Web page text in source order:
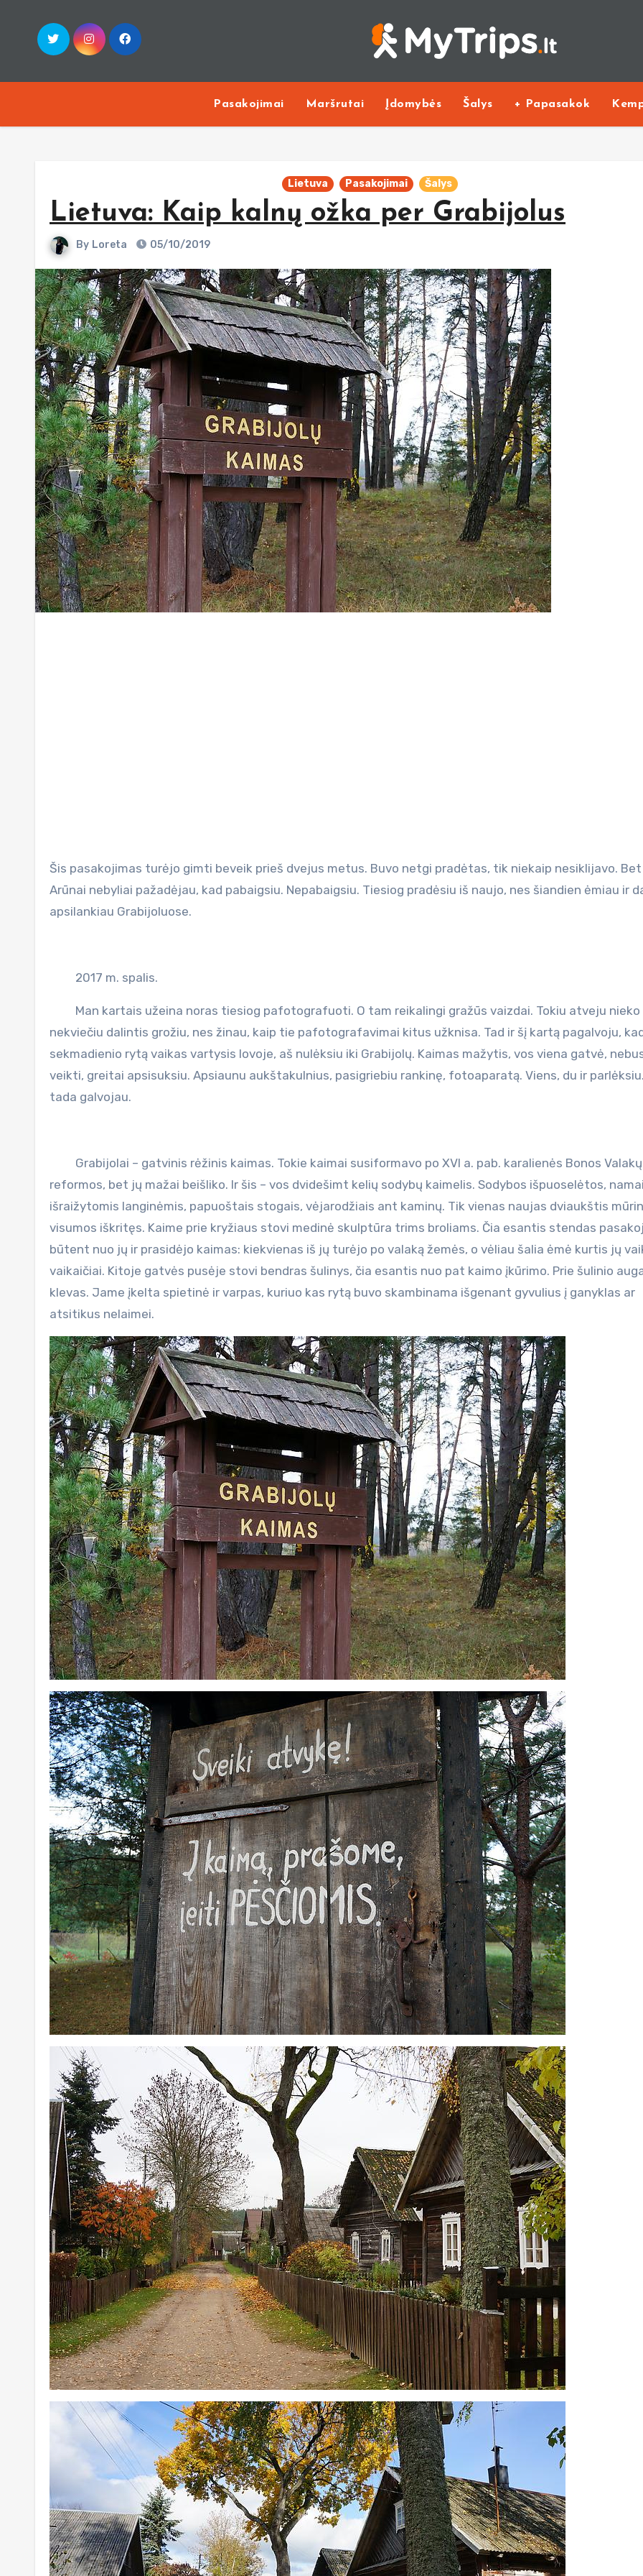
content
Pasakojimai Maršrutai Įdomybės Šalys + Papasakok
Lietuva Pasakojimai Šalys
Lietuva: Kaip kalnų ožka per Grabijolus
By Loreta 05/10/2019
Šis pasakojimas turėjo gimti beveik prieš dvejus metus. Buvo netgi pradėtas, tik niekaip nesiklijavo. Bet
Arūnai nebyliai pažadėjau, kad pabaigsiu. Nepabaigsiu. Tiesiog pradėsiu iš naujo, nes šiandien ėmiau ir
apsilankiau Grabijoluose.
2017 m. spalis.
Man kartais užeina noras tiesiog pafotografuoti. O tam reikalingi gražūs vaizdai. Tokiu atveju nieko
nekviečiu dalintis grožiu, nes žinau, kaip tie pafotografavimai kitus užknisa. Tad ir šį kartą pagalvoju,
sekmadienio rytą vaikas vartysis lovoje, aš nulėksiu iki Grabijolų. Kaimas mažytis, vos viena gatvė,
veikti, greitai apsisuksiu. Apsiaunu aukštakulnius, pasigriebiu rankinę, fotoaparatą. Viens, du ir
tada galvojau.
Grabijolai – gatvinis rėžinis kaimas. Tokie kaimai susiformavo po XVI a. pab. karalienės Bonos Valakų
reformos, bet jų mažai beišliko. Ir šis – vos dvidešimt kelių sodybų kaimelis. Sodybos išpuoselėtos,
išraižytomis langinėmis, papuoštais stogais, vėjarodžiais ant kaminų. Tik vienas naujas dviaukštis
visumos iškritęs. Kaime prie kryžiaus stovi medinė skulptūra trims broliams. Čia esantis stendas
būtent nuo jų ir prasidėjo kaimas: kiekvienas iš jų turėjo po valaką žemės, o vėliau šalia ėmė kurtis jų
vaikaičiai. Kitoje gatvės pusėje stovi bendras šulinys, čia esantis nuo pat kaimo įkūrimo. Prie šulinio
klevas. Jame įkelta spietinė ir varpas, kuriuo kas rytą buvo skambinama išgenant gyvulius į ganyklas ar
atsitikus nelaimei.